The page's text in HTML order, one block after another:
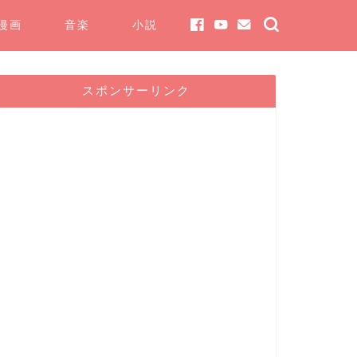
画 音楽 小説
スポンサーリンク